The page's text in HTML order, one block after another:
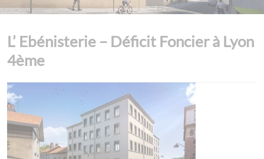
L’ Ebénisterie – Déficit Foncier à Lyon
4ème